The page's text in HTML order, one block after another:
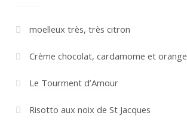
moelleux très, très citron
Crème chocolat, cardamome et orange
Le Tourment d’Amour
Risotto aux noix de St Jacques